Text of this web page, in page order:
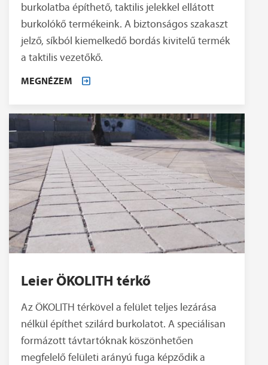
burkolatba építhető, taktilis jelekkel ellátott
burkolókő termékeink. A biztonságos szakaszt
jelző, síkból kiemelkedő bordás kivitelű termék
a taktilis vezetőkő.
MEGNÉZEM
Leier ÖKOLITH térkő
Az ÖKOLITH térkövel a felület teljes lezárása
nélkül építhet szilárd burkolatot. A speciálisan
formázott távtartóknak köszönhetően
megfelelő felületi arányú fuga képződik a